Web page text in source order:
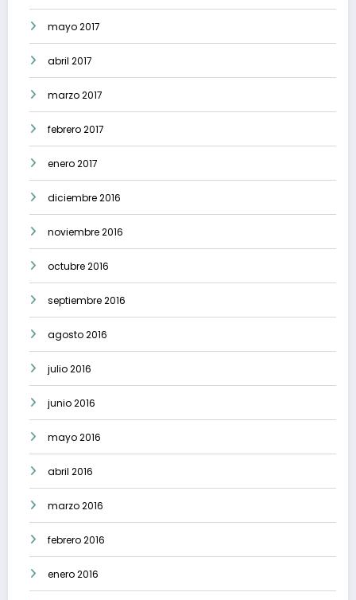
mayo 2017
abril 2017
marzo 2017
febrero 2017
enero 2017
diciembre 2016
noviembre 2016
octubre 2016
septiembre 2016
agosto 2016
julio 2016
junio 2016
mayo 2016
abril 2016
marzo 2016
febrero 2016
enero 2016